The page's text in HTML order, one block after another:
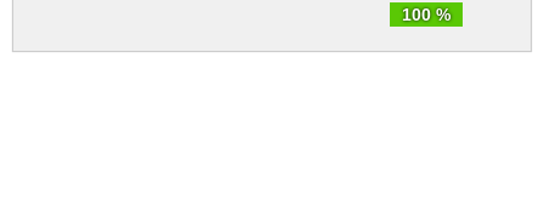
100 %